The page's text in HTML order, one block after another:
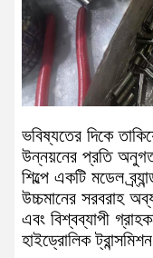
ভবিষ্যতের দিকে
উন্নয়নের প্রতি অনুগত
শিল্পে একটি মডেল
উচ্চমানের সরবরাহ
এবং বিশ্বব্যাপী
হাইড্রোলিক